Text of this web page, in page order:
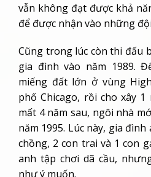
vẫn không đạt được khả
để được nhận vào những
Cũng trong lúc còn thi đấu
gia đình vào năm 1989.
miếng đất lớn ở vùng
phố Chicago, rồi cho xây
mất 4 năm sau, ngôi nhà
năm 1995. Lúc này, gia
chồng, 2 con trai và 1 con
anh tập chơi dã cầu,
như ý muốn.